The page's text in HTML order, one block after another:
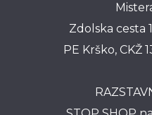
Zdolska cesta
PE Krško, CKŽ